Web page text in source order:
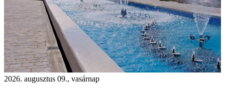
2026. augusztus 09., vasárnap